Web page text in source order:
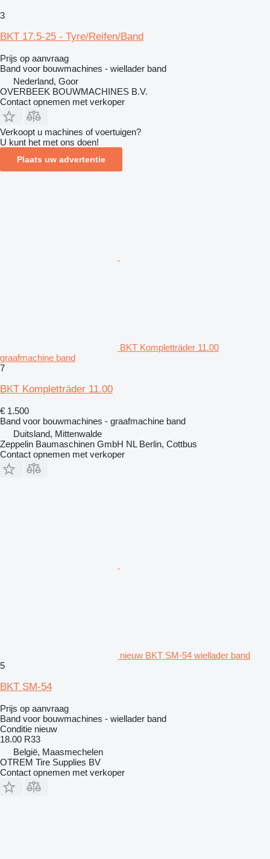
3
BKT 17.5-25 - Tyre/Reifen/Band
Prijs op aanvraag
Band voor bouwmachines - wiellader band
Nederland, Goor
OVERBEEK BOUWMACHINES B.V.
Contact opnemen met verkoper
Verkoopt u machines of voertuigen?
U kunt het met ons doen!
Plaats uw advertentie
BKT Kompletträder 11.00
graafmachine band
7
BKT Kompletträder 11.00
€ 1.500
Band voor bouwmachines - graafmachine band
Duitsland, Mittenwalde
Zeppelin Baumaschinen GmbH NL Berlin, Cottbus
Contact opnemen met verkoper
nieuw BKT SM-54 wiellader band
5
BKT SM-54
Prijs op aanvraag
Band voor bouwmachines - wiellader band
Conditie nieuw
18.00 R33
België, Maasmechelen
OTREM Tire Supplies BV
Contact opnemen met verkoper